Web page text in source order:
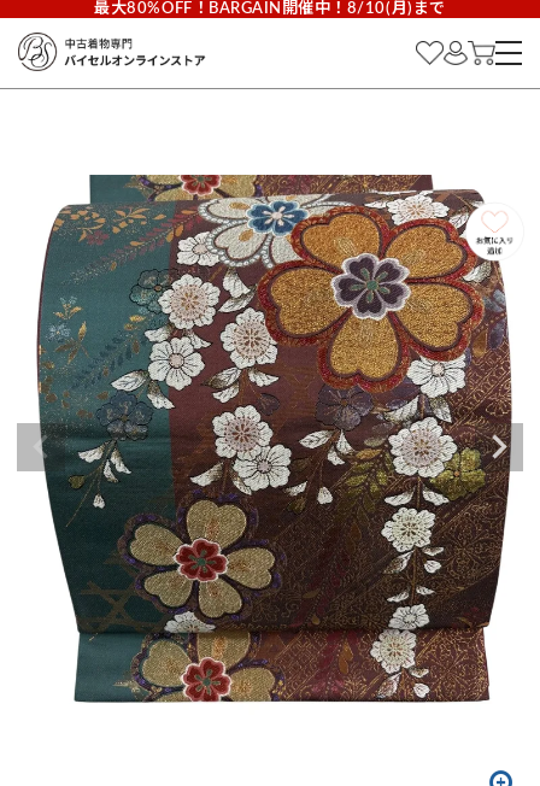
最大80%OFF！BARGAIN開催中！8/10(月)まで